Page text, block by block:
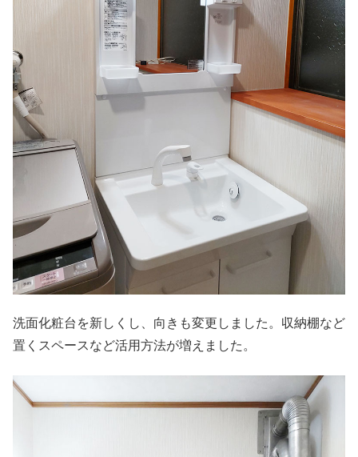
洗面化粧台を新しくし、向きも変更しました。収納棚など
置くスペースなど活用方法が増えました。